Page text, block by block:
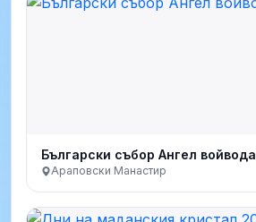
Български събор Ангел войвода
Араповски Манастир